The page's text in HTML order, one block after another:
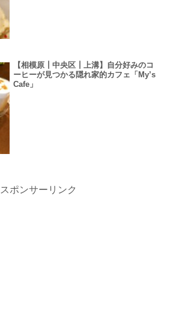
【相模原┃中央区┃上溝】自分好みのコ
ーヒーが見つかる隠れ家的カフェ「My’s
Cafe」
スポンサーリンク